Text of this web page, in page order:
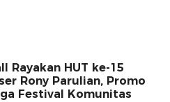
Rayakan HUT ke-15
Rony Parulian, Promo
Festival Komunitas